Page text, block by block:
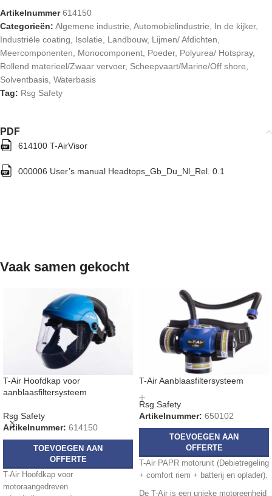
Artikelnummer614150
Categorieën: Algemene industrie, Automobielindustrie, In de kijker,
Industriële coating, Isolatie, Landbouw, Lijmen/ Afdichten,
Meercomponenten, Monocomponent, Poeder, Polyurea/ Hotspray,
Rollend materieel/Zwaar vervoer, Scheepvaart/Marine/Off shore,
Solventbasis, Waterbasis
Tag: Rsg Safety
PDF
614100 T-AirVisor
000006 User’s manual Headtops_Gb_Du_Nl_Rel. 0.1
Vaak samen gekocht
T-Air Hoofdkap voor
aanblaasfiltersysteem
Rsg Safety
Artikelnummer: 614150
TOEVOEGEN AAN
OFFERTE
T-Air Hoofdkap voor
motoraangedreven
T-Air Aanblaasfiltersysteem
Rsg Safety
Artikelnummer: 650102
TOEVOEGEN AAN
OFFERTE
T-Air PAPR motorunit (Debietregeling
+ comfort riem + batterij en oplader).
De T-Air is een unieke motoreenheid